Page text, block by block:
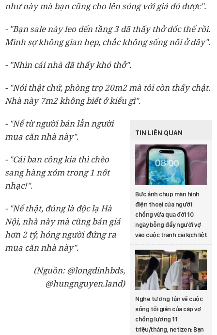
như này mà bạn cũng cho lên sóng với giá đó được".
- "Bạn sale này leo đến tầng 3 đã thấy thở dốc thế rồi.
Mình sợ không gian hẹp, chắc không sống nổi ở đây".
- "Nhìn cái nhà đã thấy khó thở".
- "Nói thật chứ, phòng trọ 20m2 mà tôi còn thấy chật.
Nhà này 7m2 không biết ở kiểu gì".
TIN LIÊN QUAN
Bức ảnh chụp màn hình
điện thoại của người
chồng vừa qua đời 10
ngày bỗng đẩy người vợ
vào cuộc tranh cãi kịch liệt
Nghe tường tận về cuộc
sống tối giản của cặp vợ
chồng lương 11
triệu/tháng, netizen: Bạn
- "Nể từ người bán lẫn người
mua căn nhà này".
- "Cái ban công kia thì chèo
sang hàng xóm trong 1 nốt
nhạc!".
- "Nể thật, đúng là độc lạ Hà
Nội, nhà này mà cũng bán giá
hơn 2 tỷ, hóng người đứng ra
mua căn nhà này".
(Nguồn: @longdinhbds,
@hungnguyen.land)